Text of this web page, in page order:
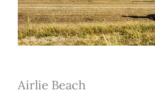
Airlie Beach